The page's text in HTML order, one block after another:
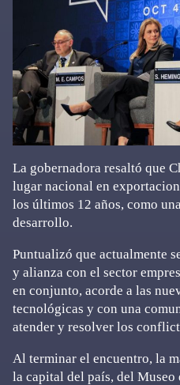
La gobernadora resaltó que
lugar nacional en
los últimos 12 años, como
desarrollo.
Puntualizó que actualmente
y alianza con el sector
en conjunto, acorde a las
tecnológicas y con una
atender y resolver los
Al terminar el encuentro, la
la capital del país, del Museo